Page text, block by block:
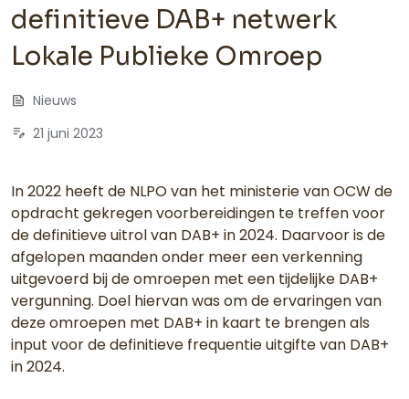
definitieve DAB+ netwerk
Lokale Publieke Omroep
feed Nieuws
edit_note 21 juni 2023
In 2022 heeft de NLPO van het ministerie van OCW de
opdracht gekregen voorbereidingen te treffen voor
de definitieve uitrol van DAB+ in 2024. Daarvoor is de
afgelopen maanden onder meer een verkenning
uitgevoerd bij de omroepen met een tijdelijke DAB+
vergunning. Doel hiervan was om de ervaringen van
deze omroepen met DAB+ in kaart te brengen als
input voor de definitieve frequentie uitgifte van DAB+
in 2024.